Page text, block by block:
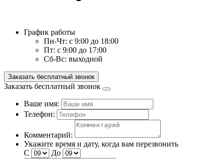
График работы
Пн-Чт: с 9:00 до 18:00
Пт: с 9:00 до 17:00
Сб-Вс: выходной
Заказать бесплатный звонок
Заказать бесплатный звонок
Ваше имя:
Телефон:
Комментарий:
Укажите время и дату, когда вам перезвонить
С
До